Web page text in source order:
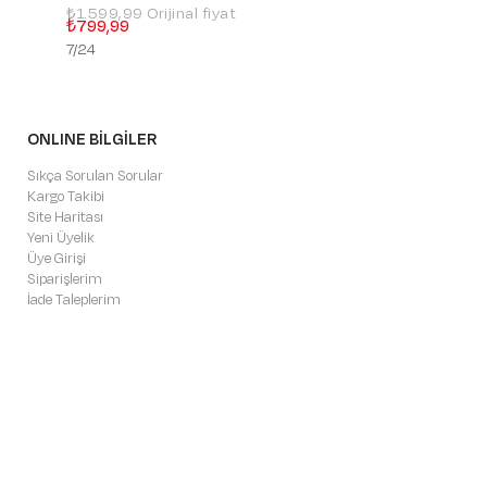
₺799,99
₺1.599,99
7/24
ONLINE BİLGİLER
Sıkça Sorulan Sorular
Kargo Takibi
Site Haritası
Yeni Üyelik
Üye Girişi
Siparişlerim
İade Taleplerim